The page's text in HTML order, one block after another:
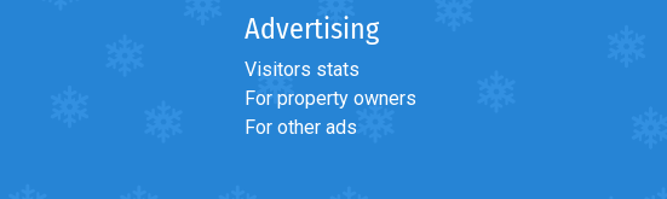
Advertising
Visitors stats
For property owners
For other ads